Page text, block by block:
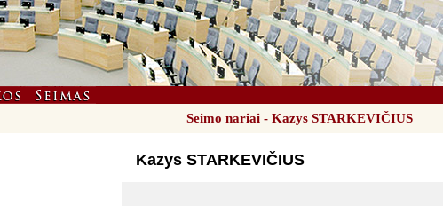
Seimo nariai - Kazys STARKEVIČIUS
Kazys STARKEVIČIUS